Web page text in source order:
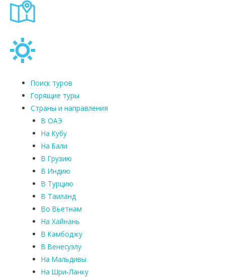
Поиск туров
Горящие туры
Страны и направления
В ОАЭ
На Кубу
На Бали
В Грузию
В Индию
В Турцию
В Таиланд
Во Вьетнам
На Хайнань
В Камбоджу
В Венесуэлу
На Мальдивы
На Шри-Ланку